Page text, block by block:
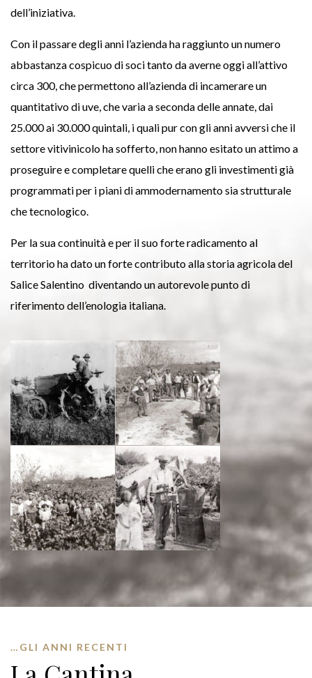
dell’iniziativa.
Con il passare degli anni l’azienda ha raggiunto un numero
abbastanza cospicuo di soci tanto da averne oggi all’attivo
circa 300, che permettono all’azienda di incamerare un
quantitativo di uve, che varia a seconda delle annate, dai
25.000 ai 30.000 quintali, i quali pur con gli anni avversi che il
settore vitivinicolo ha sofferto, non hanno esitato un attimo a
proseguire e completare quelli che erano gli investimenti già
programmati per i piani di ammodernamento sia strutturale
che tecnologico.
Per la sua continuità e per il suo forte radicamento al
territorio ha dato un forte contributo alla storia agricola del
Salice Salentino diventando un autorevole punto di
riferimento dell’enologia italiana.
…GLI ANNI RECENTI